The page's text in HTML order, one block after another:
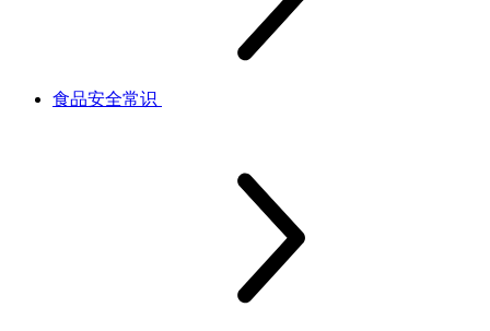
食品安全常识